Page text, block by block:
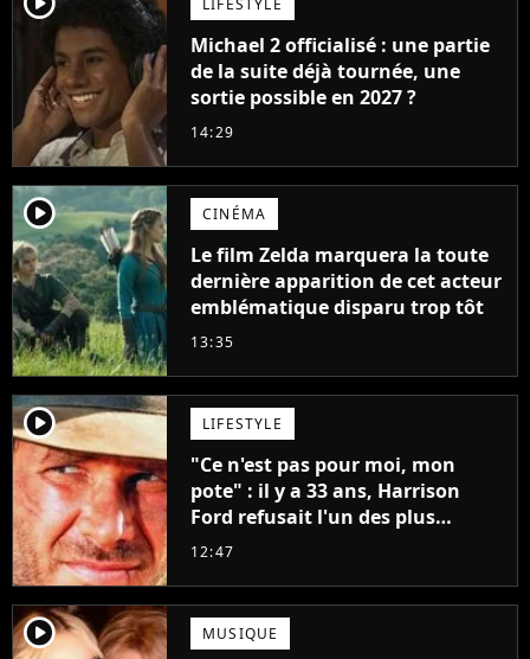
Michael 2 officialisé : une partie
de la suite déjà tournée, une
sortie possible en 2027 ?
14:29
player2 CINÉMA
Le film Zelda marquera la toute
dernière apparition de cet acteur
emblématique disparu trop tôt
13:35
player2 LIFESTYLE
"Ce n'est pas pour moi, mon
pote" : il y a 33 ans, Harrison
Ford refusait l'un des plus
grands succès de tous les temps
12:47
player2 MUSIQUE